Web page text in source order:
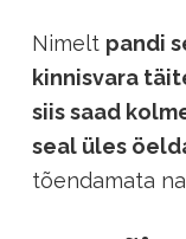
Nimelt pandi
kinnisvara
siis saad
seal üles
tõendamata